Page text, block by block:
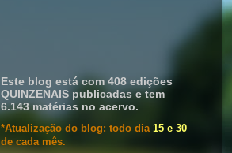
Este blog está com 408 edições
QUINZENAIS publicadas e tem
6.143 matérias no acervo.
*Atualização do blog: todo dia 15 e 30
de cada mês.